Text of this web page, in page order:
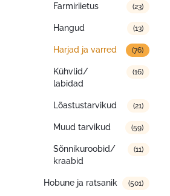
Farmiriietus (23)
Hangud (13)
Harjad ja varred (76)
Kühvlid/
labidad
(16)
Lõastustarvikud (21)
Muud tarvikud (59)
Sõnnikuroobid/
kraabid
(11)
Hobune ja ratsanik (501)